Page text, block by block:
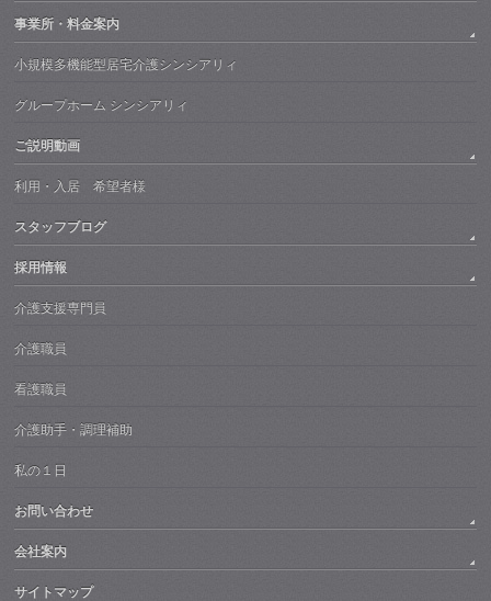
事業所・料金案内
小規模多機能型居宅介護シンシアリィ
グループホーム シンシアリィ
ご説明動画
利用・入居 希望者様
スタッフブログ
採用情報
介護支援専門員
介護職員
看護職員
介護助手・調理補助
私の１日
お問い合わせ
会社案内
サイトマップ